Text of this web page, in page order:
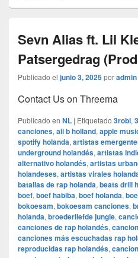
Sevn Alias ft. Lil
Patsergedrag
Publicado el junio 3, 2025poradmin
Contact Us on Threema
Publicado en NL | Etiquetado 3robi,
canciones, ali b holland, apple
spotify holanda, artistas
underground holandés, artistas
alternativo holandés, artistas
holandeses, artistas virales
batallas de rap holanda, beats drill
boef, boef habiba, boef holanda,
bokoesam, bokoesam canciones,
holanda, broederliefde jungle,
canciones de rap holandés,
canciones más escuchadas rap
reproducidas rap holandés,